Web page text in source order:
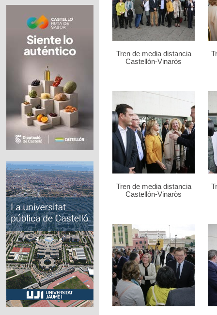
Tren de media distancia
Castellón-Vinaròs
Tren de media distancia
Castellón-Vinaròs